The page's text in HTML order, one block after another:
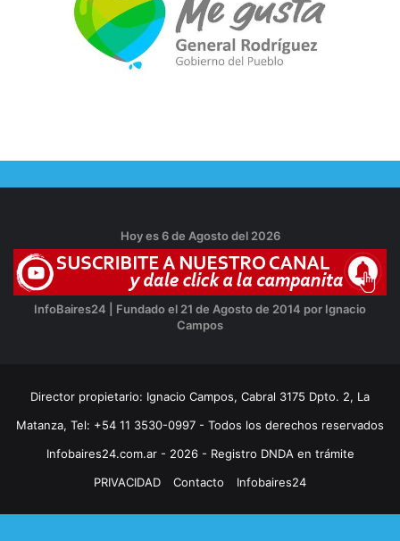
Hoy es 6 de Agosto del 2026
InfoBaires24 | Fundado el 21 de Agosto de 2014 por Ignacio
Campos
Director propietario: Ignacio Campos, Cabral 3175 Dpto. 2, La
Matanza, Tel: +54 11 3530-0997 - Todos los derechos reservados
Infobaires24.com.ar - 2026 - Registro DNDA en trámite
PRIVACIDAD
Contacto Infobaires24